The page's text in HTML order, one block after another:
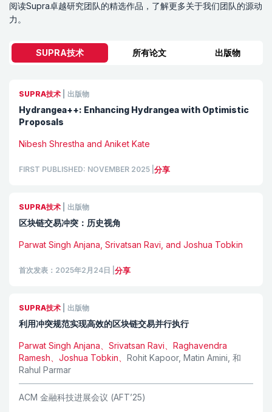
阅读Supra卓越研究团队的精选作品，了解更多关于我们团队的源动
力。
SUPRA技术 所有论文 出版物
SUPRA技术 出版物
Hydrangea++: Enhancing Hydrangea with Optimistic
Proposals
Nibesh Shrestha and Aniket Kate
FIRST PUBLISHED: NOVEMBER 2025 分享
SUPRA技术 出版物
区块链交易冲突：历史视角
Parwat Singh Anjana, Srivatsan Ravi, and Joshua Tobkin
首次发表：2025年2月24日 分享
SUPRA技术 出版物
利用冲突规范实现高效的区块链交易并行执行
Parwat Singh Anjana、Srivatsan Ravi、Raghavendra
Ramesh、Joshua Tobkin、 Rohit Kapoor, Matin Amini 和
Rahul Parmar
ACM 金融科技进展会议 (AFT’25)